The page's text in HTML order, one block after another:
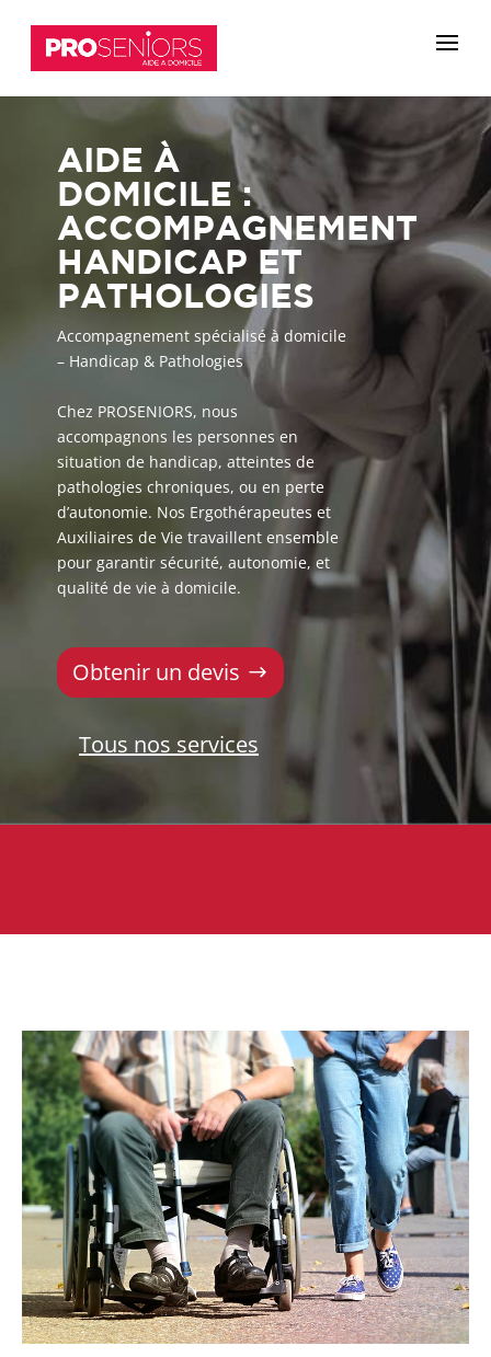
AIDE À
DOMICILE :
ACCOMPAGNEMENT
HANDICAP ET
PATHOLOGIES
Accompagnement spécialisé à domicile
– Handicap & Pathologies
Chez PROSENIORS, nous
accompagnons les personnes en
situation de handicap, atteintes de
pathologies chroniques, ou en perte
d’autonomie. Nos Ergothérapeutes et
Auxiliaires de Vie travaillent ensemble
pour garantir sécurité, autonomie, et
qualité de vie à domicile.
Obtenir un devis
Tous nos services